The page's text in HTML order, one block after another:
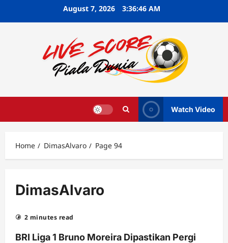
August 7, 2026 3:36:47 AM
Watch Video
Home DimasAlvaro Page 94
DimasAlvaro
2 minutes read
BRI Liga 1 Bruno Moreira Dipastikan Pergi